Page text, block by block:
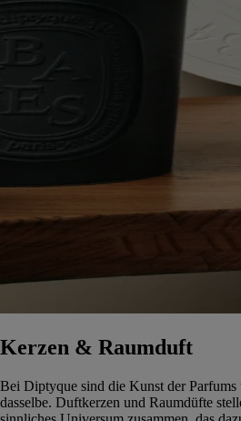
Kerzen & Raumduft
Bei Diptyque sind die Kunst der Parfums
dasselbe. Duftkerzen und Raumdüfte